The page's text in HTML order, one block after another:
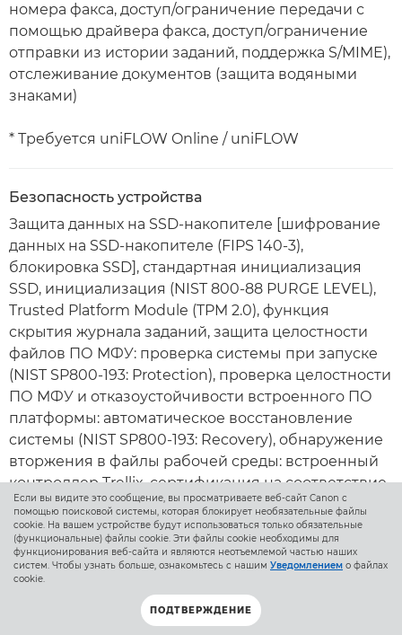
номера факса, доступ/ограничение передачи с
помощью драйвера факса, доступ/ограничение
отправки из истории заданий, поддержка S/MIME),
отслеживание документов (защита водяными
знаками)
* Требуется uniFLOW Online / uniFLOW
Безопасность устройства
Защита данных на SSD-накопителе [шифрование
данных на SSD-накопителе (FIPS 140-3),
блокировка SSD], стандартная инициализация
SSD, инициализация (NIST 800-88 PURGE LEVEL),
Trusted Platform Module (TPM 2.0), функция
скрытия журнала заданий, защита целостности
файлов ПО МФУ: проверка системы при запуске
(NIST SP800-193: Protection), проверка целостности
ПО МФУ и отказоустойчивости встроенного ПО
платформы: автоматическое восстановление
системы (NIST SP800-193: Recovery), обнаружение
вторжения в файлы рабочей среды: встроенный
контроллер Trellix, сертификация на соответствие
общим критериям HCD-PP*
* Ожидается подтверждение
Управление устройствами и аудит
Если вы видите это сообщение, вы просматриваете веб-сайт Canon с
помощью поисковой системы, которая блокирует необязательные файлы
cookie. На вашем устройстве будут использоваться только обязательные
(функциональные) файлы cookie. Эти файлы cookie необходимы для
функционирования веб-сайта и являются неотъемлемой частью наших
систем. Чтобы узнать больше, ознакомьтесь с нашим Уведомлением о файлах
cookie.
ПОДТВЕРЖДЕНИЕ